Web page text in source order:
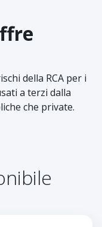
della RCA per i
a terzi dalla
che private.